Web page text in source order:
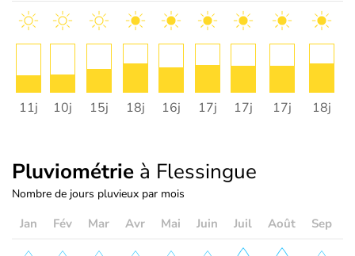
11j 10j 15j 18j 16j 17j 17j 17j 18j
Pluviométrie à Flessingue
Nombre de jours pluvieux par mois
Jan Fév Mar Avr Mai Juin Juil Août Sep